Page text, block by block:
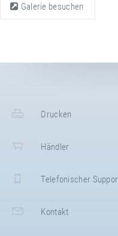
Galerie besuchen
Drucken
Händler
Telefonischer
Kontakt